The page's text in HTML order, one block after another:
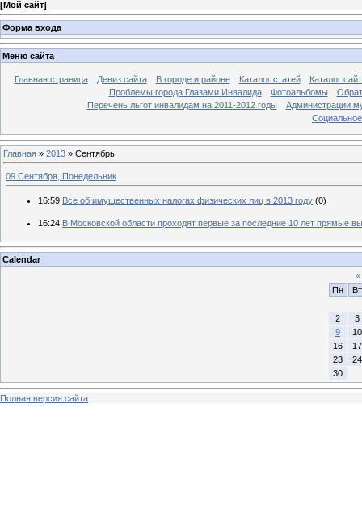
[Мой сайт]
Форма входа
Меню сайта
Главная страница Девиз сайта В городе и районе Каталог статей
Каталог
Проблемы города Глазами Инвалида
Фотоальбомы
Перечень льгот инвалидам на 2011-2012 годы
Администрации
Главная » 2013 » Сентябрь
09 Сентября, Понедельник
16:59 Все об имущественных налогах физических лиц в 2013 году (0)
16:24 В Московской области проходят первые за последние 10 лет прямые
Calendar
«
Пн
Вт
2
3
9
10
16
17
23
24
30
Полная версия сайта